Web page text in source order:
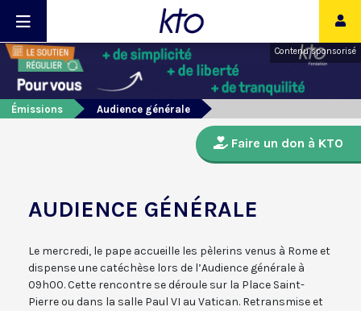
Contenu sponsorisé
Émissions Audience générale
Faire un don à KTO
AUDIENCE GÉNÉRALE
Le mercredi, le pape accueille les pèlerins venus à Rome et
dispense une catéchèse lors de l’Audience générale à
09h00. Cette rencontre se déroule sur la Place Saint-
Pierre ou dans la salle Paul VI au Vatican. Retransmise et